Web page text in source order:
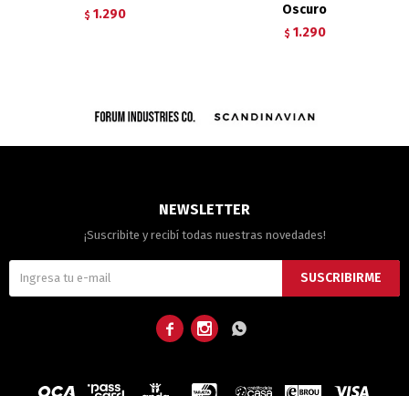
$ 1.290
Oscuro
$ 1.290
NEWSLETTER
¡Suscribite y recibí todas nuestras novedades!
SUSCRIBIRME
  